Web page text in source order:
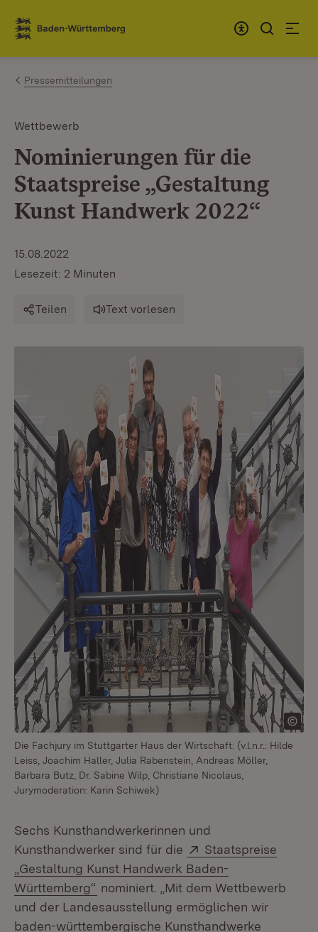
Zum Inhalt springen
Link zur Startseite
Pressemitteilungen
Wettbewerb
Nominierungen für die
Staatspreise „Gestaltung
Kunst Handwerk 2022“
15.08.2022
Lesezeit: 2 Minuten
Teilen Text vorlesen
Die Fachjury im Stuttgarter Haus der Wirtschaft: (v.l.n.r.: Hilde
Leiss, Joachim Haller, Julia Rabenstein, Andreas Möller,
Barbara Butz, Dr. Sabine Wilp, Christiane Nicolaus,
Jurymoderation: Karin Schiwek)
Sechs Kunsthandwerkerinnen und
Kunsthandwerker sind für die
Extern:
Staatspreise
„Gestaltung Kunst Handwerk Baden-
Württemberg“ (Öffnet in neuem Fenster)
nominiert. „Mit dem Wettbewerb
und der Landesausstellung ermöglichen wir
baden-württembergische Kunsthandwerke